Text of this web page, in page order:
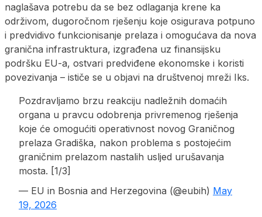
naglašava potrebu da se bez odlaganja krene ka
održivom, dugoročnom rješenju koje osigurava potpuno
i predvidivo funkcionisanje prelaza i omogućava da nova
granična infrastruktura, izgrađena uz finansijsku
podršku EU-a, ostvari predviđene ekonomske i koristi
povezivanja – ističe se u objavi na društvenoj mreži Iks.
Pozdravljamo brzu reakciju nadležnih domaćih
organa u pravcu odobrenja privremenog rješenja
koje će omogućiti operativnost novog Graničnog
prelaza Gradiška, nakon problema s postojećim
graničnim prelazom nastalih usljed urušavanja
mosta. [1/3]
— EU in Bosnia and Herzegovina (@eubih) May
19, 2026